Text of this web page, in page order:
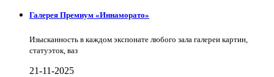
Галерея Премиум «Иннаморато»
Изысканность в каждом экспонате любого зала галереи картин,
статуэток, ваз
21-11-2025